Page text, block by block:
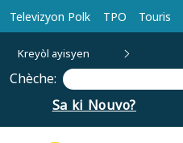
Ale nan kontni prensipal la
Televizyon Polk TPO Touris
Kreyòl ayisyen
Chèche:
Sa ki Nouvo?